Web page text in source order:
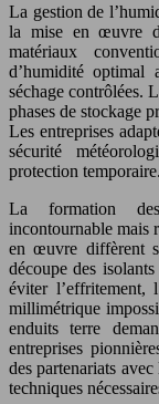
La gestion de
la mise en œuvre
matériaux
d’humidité
séchage contrôlées.
phases de stockage
Les entreprises
sécurité
protection temporaire.
La formation
incontournable mais
en œuvre diffèrent
découpe des
éviter l’effritement,
millimétrique
enduits terre
entreprises
des partenariats
techniques